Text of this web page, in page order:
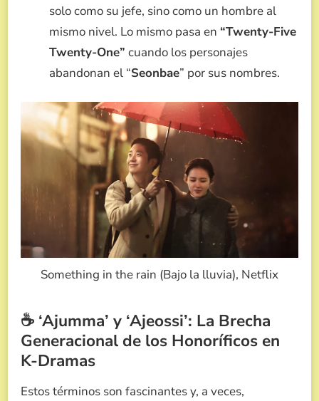
solo como su jefe, sino como un hombre al
mismo nivel. Lo mismo pasa en “Twenty-Five
Twenty-One” cuando los personajes
abandonan el “Seonbae” por sus nombres.
Something in the rain (Bajo la lluvia), Netflix
☕ ‘Ajumma’ y ‘Ajeossi’: La Brecha
Generacional de los Honoríficos en
K-Dramas
Estos términos son fascinantes y, a veces,